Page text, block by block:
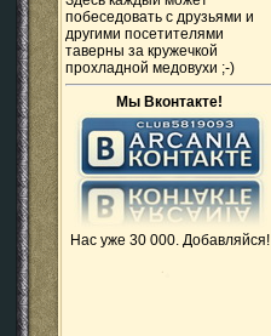
побеседовать с друзьями и
другими посетителями
таверны за кружечкой
прохладной медовухи ;-)
Мы Вконтакте!
Нас уже 30 000. Добавляйся!